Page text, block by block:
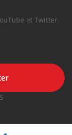
et Twitter.